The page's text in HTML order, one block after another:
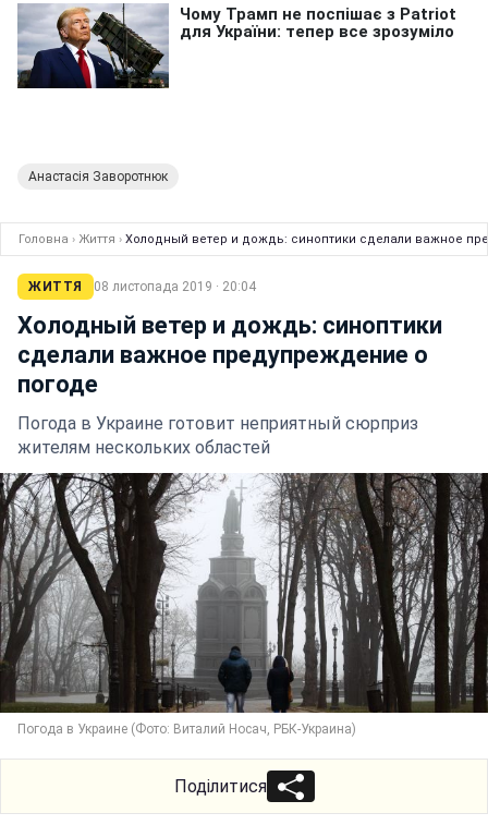
Анастасія Заворотнюк
Головна › Життя › Холодный ветер и дождь: синоптики сделали важное
ЖИТТЯ 08 листопада 2019 · 20:04
Холодный ветер и дождь: синоптики
сделали важное предупреждение о
погоде
Погода в Украине готовит неприятный сюрприз
жителям нескольких областей
Погода в Украине (Фото: Виталий Носач, РБК-Украина)
Поділитися